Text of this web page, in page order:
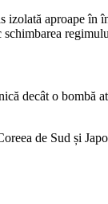
aproape în
decât o bombă
de Sud și